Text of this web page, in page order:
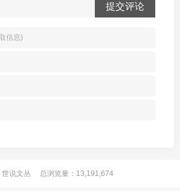
提交评论
世说文丛 总浏览量：13,191,674